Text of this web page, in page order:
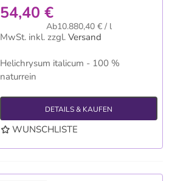
54,40 €
Ab10.880,40 € / l
MwSt. inkl. zzgl. Versand
Helichrysum italicum - 100 %
naturrein
DETAILS & KAUFEN
WUNSCHLISTE